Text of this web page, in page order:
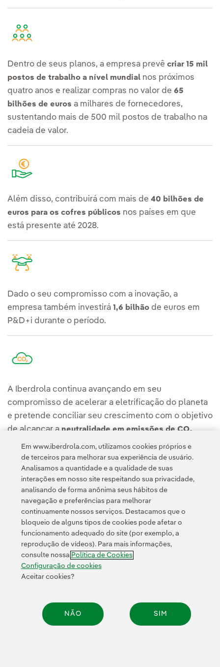
Dentro de seus planos, a empresa prevê criar 15 mil
postos de trabalho a nível mundial nos próximos
quatro anos e realizar compras no valor de 65
bilhões de euros a milhares de fornecedores,
sustentando mais de 500 mil postos de trabalho na
cadeia de valor.
Além disso, contribuirá com mais de 40 bilhões de
euros para os cofres públicos nos países em que
está presente até 2028.
Dado o seu compromisso com a inovação, a
empresa também investirá 1,6 bilhão de euros em
P&D+i durante o período.
A Iberdrola continua avançando em seu
compromisso de acelerar a eletrificação do planeta
e pretende conciliar seu crescimento com o objetivo
de alcançar a neutralidade em emissões de CO₂
equivalente (CO₂eq) no escopo 1
— em sua maioria
associadas à geração de energia elétrica — até o ano
2030.
Plano Estratégico em
números
Em www.iberdrola.com, utilizamos cookies próprios e
de terceiros para melhorar sua experiência de usuário.
Analisamos a quantidade e a qualidade de suas
interações em nosso site respeitando sua privacidade,
analisando de forma anônima seus hábitos de
navegação e preferências para melhorar
continuamente nossos serviços. Destacamos que o
bloqueio de alguns tipos de cookies pode afetar o
funcionamento adequado do site (por exemplo, a
reprodução de vídeos). Para mais informações,
consulte nossa Política de Cookies
Configuração de cookies
Aceitar cookies?
NÃO SIM